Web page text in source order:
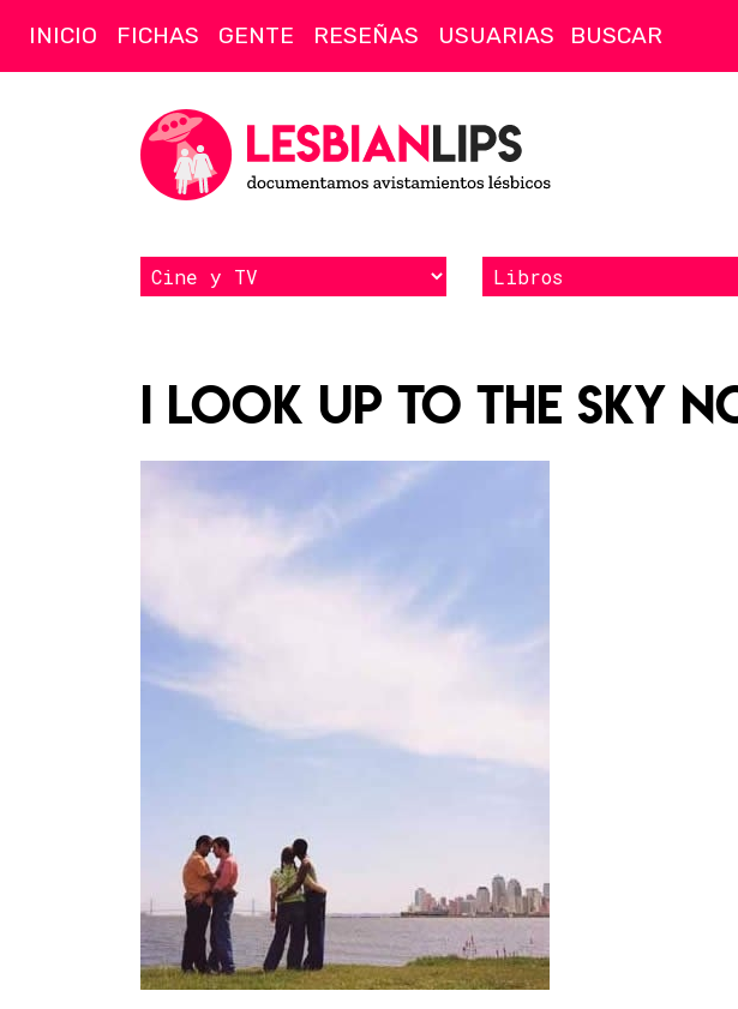
INICIO FICHAS GENTE RESEÑAS USUARIAS
I look up to the sky